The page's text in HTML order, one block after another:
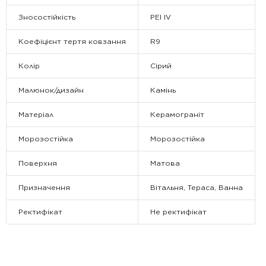
Зносостійкість PEI IV
Коефіцієнт тертя ковзання R9
Колір Сірий
Малюнок/дизайн Камінь
Матеріал Керамограніт
Морозостійка Морозостійка
Поверхня Матова
Призначення Вітальня, Тераса, Ванна
Ректифікат Не ректифікат